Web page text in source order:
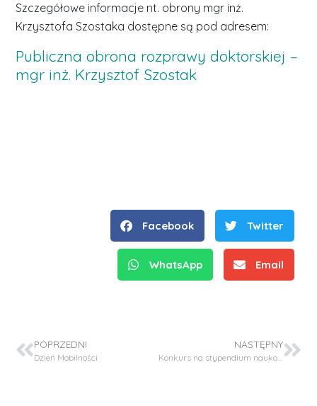
Szczegółowe informacje nt. obrony mgr inż.
Krzysztofa Szostaka dostępne są pod adresem:
Publiczna obrona rozprawy doktorskiej –
mgr inż. Krzysztof Szostak
Facebook Twitter
WhatsApp Email
POPRZEDNI
Dzień Mobilności
NASTĘPNY
Konkurs na stypendium naukowe w projekcie OPUS 21 (NCN)